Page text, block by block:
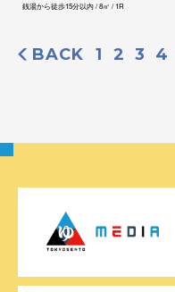
銭湯から徒歩15分以内 / 8㎡ / 1R
BACK 1 2 3 4